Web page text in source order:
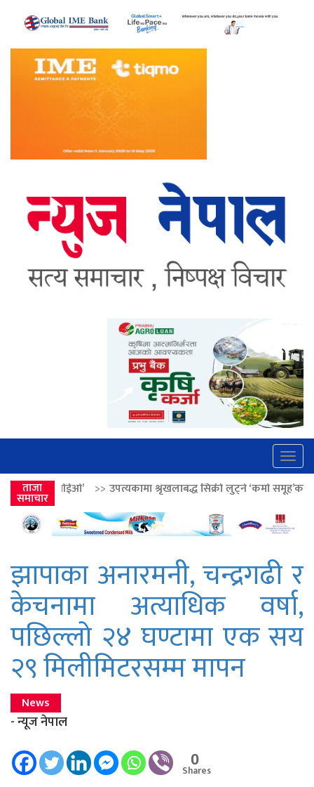
ताजा
समाचार
उपत्यकामा श्रृंखलाबद्ध सिक्री लुट्ने ‘कर्मा समूह’का नाइकेसहित पाँच पक्राउ
झापाका अनारमनी, चन्द्रगढी र
केचनामा अत्याधिक वर्षा,
पछिल्लाे २४ घण्टामा एक सय
२९ मिलीमिटरसम्म मापन
News
- न्यूज नेपाल
0
Shares